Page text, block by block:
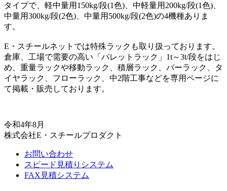
タイプで、軽中量用150kg/段(1色)、中軽量用200kg/段(1色)、
中量用300kg/段(2色)、中量用500kg/段(2色)の4機種ありま
す。
E・スチールネットでは特殊ラックも取り扱っております。
倉庫、工場で需要の高い「パレットラック」1t～3t/段をはじ
め、重量ラックや移動ラック、積層ラック、バーラック、タ
イヤラック、フローラック、中2階工事などを専用ページに
て掲載・販売しております。
令和4年8月
株式会社E・スチールプロダクト
お問い合わせ
スピード見積りシステム
FAX見積システム